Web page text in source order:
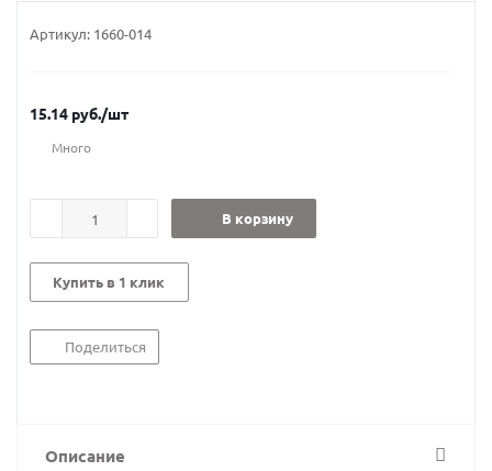
Артикул: 1660-014
15.14 руб./шт
Много
В корзину
Купить в 1 клик
Поделиться
Описание